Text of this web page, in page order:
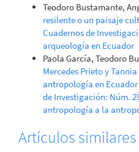
Teodoro Bustamante,
resilente o un paisaje
Cuadernos de
arqueología en Ecuador
Paola García, Teodoro
Mercedes Prieto y
antropología en Ecuador
de Investigación: Núm.
antropología a la
Artículos similares